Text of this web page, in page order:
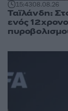
15:4308.08.26
Ταϊλάνδη:
ενός